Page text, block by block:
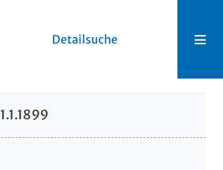
Detailsuche
1.1.1899